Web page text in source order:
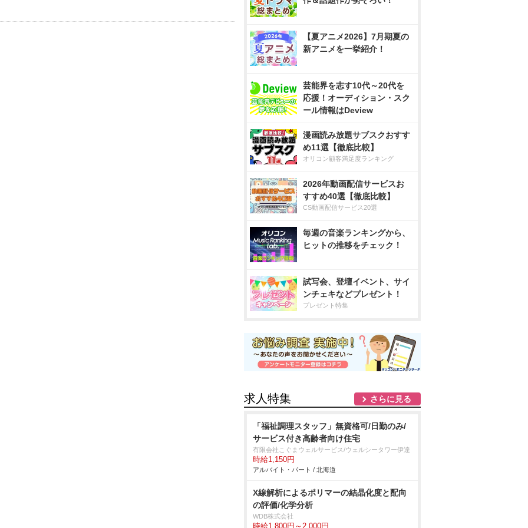
【夏アニメ2026】7月期夏の
新アニメを一挙紹介！
芸能界を志す10代～20代を
応援！オーディション・スク
ール情報はDeview
漫画読み放題サブスクおすす
め11選【徹底比較】
オリコン顧客満足度ランキング
2026年動画配信サービスお
すすめ40選【徹底比較】
CS動画配信サービス20選
毎週の音楽ランキングから、
ヒットの推移をチェック！
試写会、登壇イベント、サイ
ンチェキなどプレゼント！
プレゼント特集
求人特集 さらに見る
「福祉調理スタッフ」無資格可/日勤のみ/
サービス付き高齢者向け住宅
有限会社こぐまウェルサービス/ウェルシータワー伊達
時給1,150円
アルバイト・パート / 北海道
X線解析によるポリマーの結晶化度と配向
の評価/化学分析
WDB株式会社
時給1,800円～2,000円